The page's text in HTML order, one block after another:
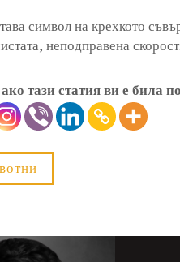
символ на крехкото
неподправена скорост.
тази статия ви е била